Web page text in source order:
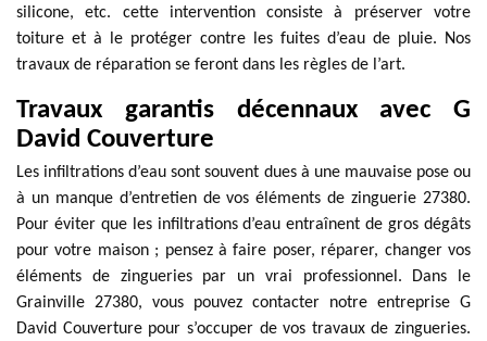
silicone, etc. cette intervention consiste à préserver votre
toiture et à le protéger contre les fuites d’eau de pluie. Nos
travaux de réparation se feront dans les règles de l’art.
Travaux garantis décennaux avec G
David Couverture
Les infiltrations d’eau sont souvent dues à une mauvaise pose ou
à un manque d’entretien de vos éléments de zinguerie 27380.
Pour éviter que les infiltrations d’eau entraînent de gros dégâts
pour votre maison ; pensez à faire poser, réparer, changer vos
éléments de zingueries par un vrai professionnel. Dans le
Grainville 27380, vous pouvez contacter notre entreprise G
David Couverture pour s’occuper de vos travaux de zingueries.